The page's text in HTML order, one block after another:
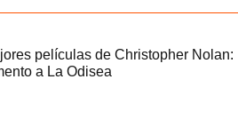
películas de Christopher Nolan:
a La Odisea